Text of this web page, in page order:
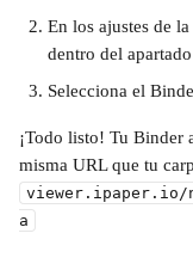
En los ajustes de
dentro del apartado
Selecciona el
¡Todo listo! Tu Binder
misma URL que tu
viewer.ipaper.io/
a